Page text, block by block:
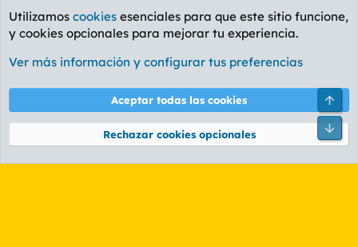
Foro General
Cookies
PL OLDSTYLE AMARILLO
Términos y reglas Política de privacidad Ayuda
Community platform by XenForo® © 2010-2026 XenForo Ltd.
Utilizamos cookies esenciales para que este sitio funcione,
y cookies opcionales para mejorar tu experiencia.
Ver más información y configurar tus preferencias
Aceptar todas las cookies
Rechazar cookies opcionales
Pie